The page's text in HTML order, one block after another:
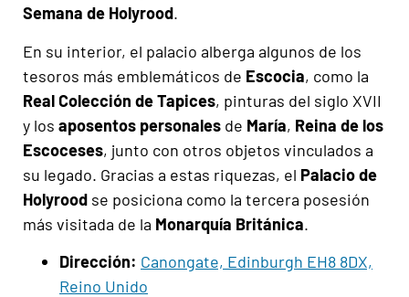
Semana de Holyrood.
En su interior, el palacio alberga algunos de los
tesoros más emblemáticos de Escocia, como la
Real Colección de Tapices, pinturas del siglo XVII
y los aposentos personales de María, Reina de los
Escoceses, junto con otros objetos vinculados a
su legado. Gracias a estas riquezas, el Palacio de
Holyrood se posiciona como la tercera posesión
más visitada de la Monarquía Británica.
Dirección: Canongate, Edinburgh EH8 8DX,
Reino Unido